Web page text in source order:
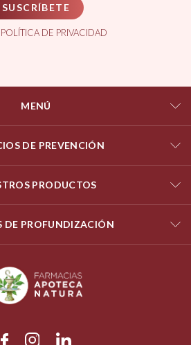
SUSCRÍBETE
POLÍTICA DE PRIVACIDAD
MENÚ
DE PREVENCIÓN
PRODUCTOS
DE PROFUNDIZACIÓN